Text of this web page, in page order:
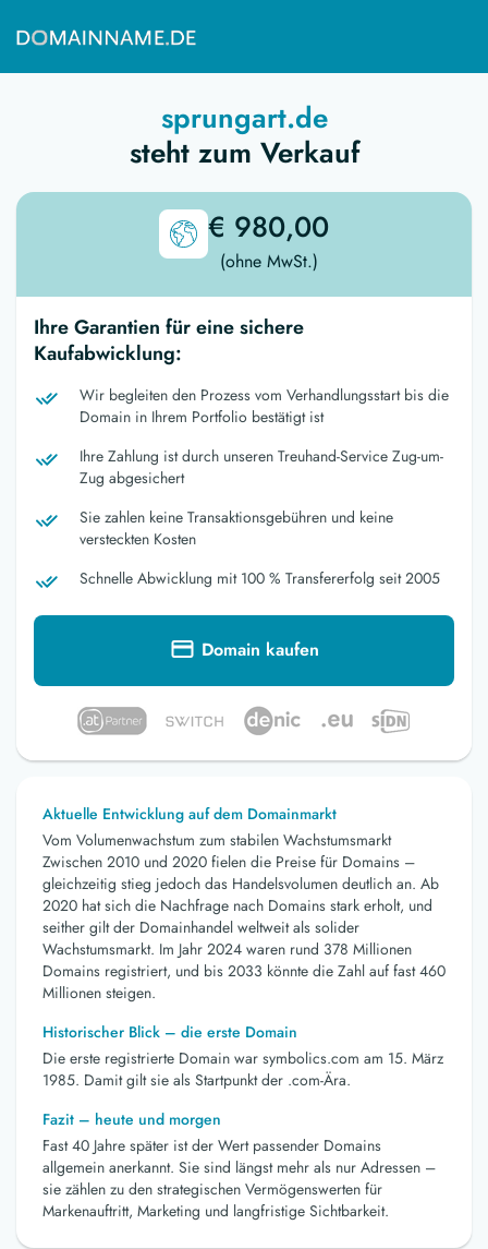
sprungart.de
steht zum Verkauf
€ 980,00
(ohne MwSt.)
Ihre Garantien für eine sichere
Kaufabwicklung:
Wir begleiten den Prozess vom Verhandlungsstart bis die
Domain in Ihrem Portfolio bestätigt ist
Ihre Zahlung ist durch unseren Treuhand-Service Zug-um-
Zug abgesichert
Sie zahlen keine Transaktionsgebühren und keine
versteckten Kosten
Schnelle Abwicklung mit 100 % Transfererfolg seit 2005
Domain kaufen
Aktuelle Entwicklung auf dem Domainmarkt
Vom Volumenwachstum zum stabilen Wachstumsmarkt
Zwischen 2010 und 2020 fielen die Preise für Domains –
gleichzeitig stieg jedoch das Handelsvolumen deutlich an. Ab
2020 hat sich die Nachfrage nach Domains stark erholt, und
seither gilt der Domainhandel weltweit als solider
Wachstumsmarkt. Im Jahr 2024 waren rund 378 Millionen
Domains registriert, und bis 2033 könnte die Zahl auf fast 460
Millionen steigen.
Historischer Blick – die erste Domain
Die erste registrierte Domain war symbolics.com am 15. März
1985. Damit gilt sie als Startpunkt der .com-Ära.
Fazit – heute und morgen
Fast 40 Jahre später ist der Wert passender Domains
allgemein anerkannt. Sie sind längst mehr als nur Adressen –
sie zählen zu den strategischen Vermögenswerten für
Markenauftritt, Marketing und langfristige Sichtbarkeit.